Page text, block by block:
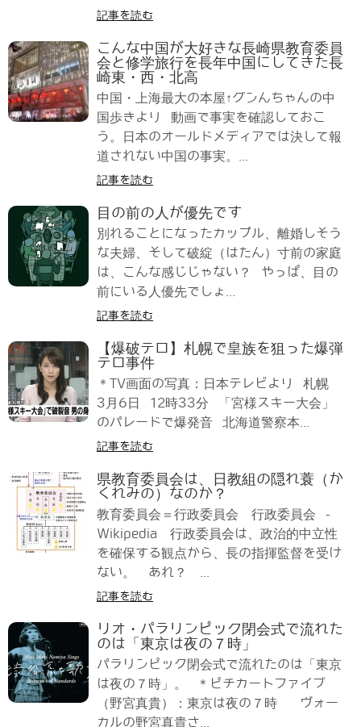
記事を読む
こんな中国が大好きな長崎県教育委員
会と修学旅行を長年中国にしてきた長
崎東・西・北高
中国・上海最大の本屋↑グンんちゃんの中
国歩きより 動画で事実を確認しておこ
う。日本のオールドメディアでは決して報
道されない中国の事実。...
記事を読む
目の前の人が優先です
別れることになったカップル、離婚しそう
な夫婦、そして破綻（はたん）寸前の家庭
は、こんな感じじゃない？ やっぱ、目の
前にいる人優先でしょ...
記事を読む
【爆破テロ】札幌で皇族を狙った爆弾
テロ事件
＊TV画面の写真：日本テレビより 札幌
3月6日 12時33分 「宮様スキー大会」
のパレードで爆発音 北海道警察本...
記事を読む
県教育委員会は、日教組の隠れ蓑（か
くれみの）なのか？
教育委員会＝行政委員会 行政委員会 -
Wikipedia 行政委員会は、政治的中立性
を確保する観点から、長の指揮監督を受け
ない。 あれ？ ...
記事を読む
リオ・パラリンピック閉会式で流れた
のは「東京は夜の７時」
パラリンピック閉会式で流れたのは「東京
は夜の７時」。 ＊ピチカートファイブ
（野宮真貴）：東京は夜の７時 ヴォー
カルの野宮真貴さ...